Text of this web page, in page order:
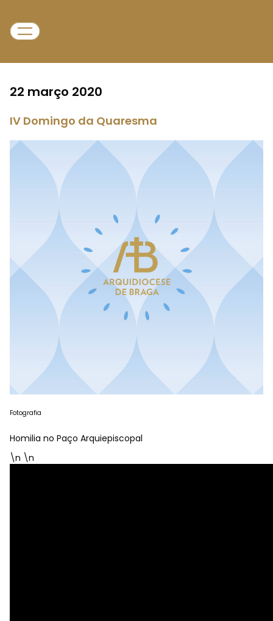
22 março 2020
IV Domingo da Quaresma
Fotografia
Homilia no Paço Arquiepiscopal
\n \n